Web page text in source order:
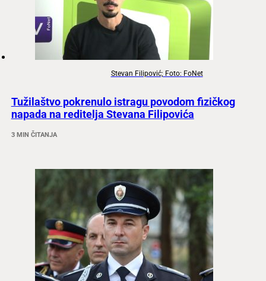
Stevan Filipović; Foto: FoNet
Tužilaštvo pokrenulo istragu povodom fizičkog
napada na reditelja Stevana Filipovića
3 MIN ČITANJA